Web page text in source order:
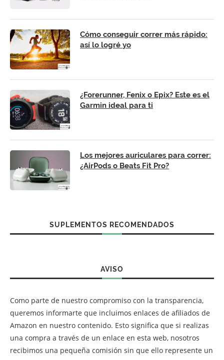
Cómo conseguir correr más rápido:
así lo logré yo
¿Forerunner, Fenix o Epix? Este es el
Garmin ideal para ti
Los mejores auriculares para correr:
¿AirPods o Beats Fit Pro?
SUPLEMENTOS RECOMENDADOS
AVISO
Como parte de nuestro compromiso con la transparencia,
queremos informarte que incluimos enlaces de afiliados de
Amazon en nuestro contenido. Esto significa que si realizas
una compra a través de un enlace en esta web, nosotros
recibimos una pequeña comisión sin que ello represente un